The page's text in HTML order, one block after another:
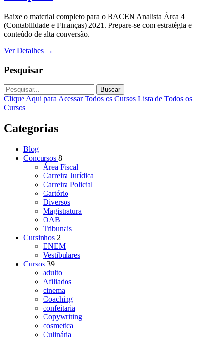
Baixe o material completo para o BACEN Analista Área 4
(Contabilidade e Finanças) 2021. Prepare-se com estratégia e
conteúdo de alta conversão.
Ver Detalhes →
Pesquisar
Buscar
Clique Aqui para Acessar Todos os Cursos Lista de Todos os
Cursos
Categorias
Blog
Concursos 8
Área Fiscal
Carreira Jurídica
Carreira Policial
Cartório
Diversos
Magistratura
OAB
Tribunais
Cursinhos 2
ENEM
Vestibulares
Cursos 39
adulto
Afiliados
cinema
Coaching
confeitaria
Copywriting
cosmetica
Culinária